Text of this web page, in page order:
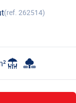
(ref. 262514)